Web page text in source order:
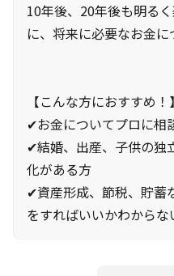
10年後、20年後も明る
に、将来に必要なお金
【こんな方におすすめ！】
✔お金についてプロに相
✔結婚、出産、子供の独
化がある方
✔資産形成、節税、貯蓄
をすればいいかわからな